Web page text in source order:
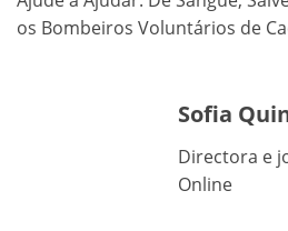
os Bombeiros Voluntários de
Sofia
Directora e
Online